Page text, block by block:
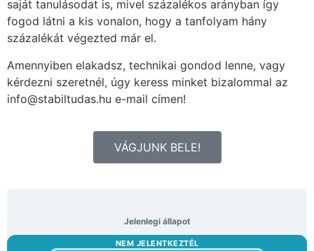
saját tanulásodat is, mivel százalékos arányban így
fogod látni a kis vonalon, hogy a tanfolyam hány
százalékát végezted már el.
Amennyiben elakadsz, technikai gondod lenne, vagy
kérdezni szeretnél, úgy keress minket bizalommal az
info@stabiltudas.hu e-mail címen!
VÁGJUNK BELE!
Jelenlegi állapot
NEM JELENTKEZTÉL